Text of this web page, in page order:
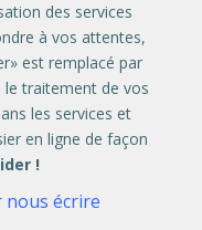
des services
à vos attentes,
est remplacé par
le traitement de vos
les services et
en ligne de façon
!
nous écrire